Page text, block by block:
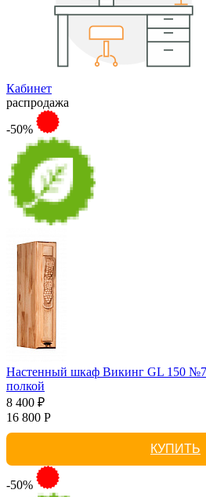
Кабинет
распродажа
-50%
Настенный шкаф Викинг GL 150 №7
полкой
8 400 ₽
16 800 Р
КУПИТЬ
-50%